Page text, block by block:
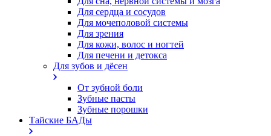
Для сердца и сосудов
Для мочеполовой системы
Для зрения
Для кожи, волос и ногтей
Для печени и детокса
Для зубов и дёсен
От зубной боли
Зубные пасты
Зубные порошки
Тайские БАДы